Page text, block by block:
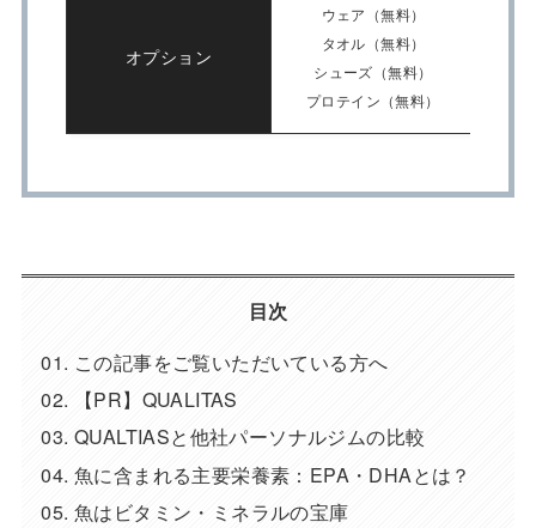
オプション
ウェア（無料）
タオル（無料）
シューズ（無料）
プロテイン（無料）
目次
この記事をご覧いただいている方へ
【PR】QUALITAS
QUALTIASと他社パーソナルジムの比較
魚に含まれる主要栄養素：EPA・DHAとは？
魚はビタミン・ミネラルの宝庫